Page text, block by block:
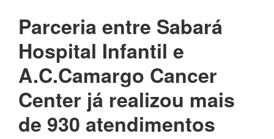
Parceria entre Sabará
Hospital Infantil e
A.C.Camargo Cancer
Center já realizou mais
de 930 atendimentos